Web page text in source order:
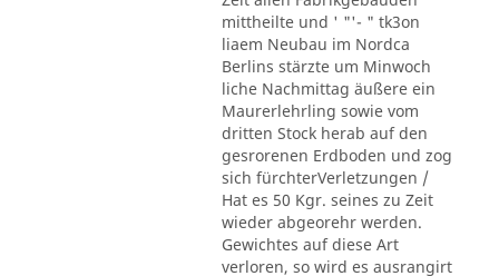
mittheilte und ' "'- " tk3on
liaem Neubau im Nordca
Berlins stärzte um Minwoch
liche Nachmittag äußere ein
Maurerlehrling sowie vom
dritten Stock herab auf den
gesrorenen Erdboden und zog
sich fürchterVerletzungen /
Hat es 50 Kgr. seines zu Zeit
wieder abgeorehr werden.
Gewichtes auf diese Art
verloren, so wird es ausrangirt